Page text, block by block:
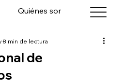
Quiénes somos Servicios
de
8 min de lectura